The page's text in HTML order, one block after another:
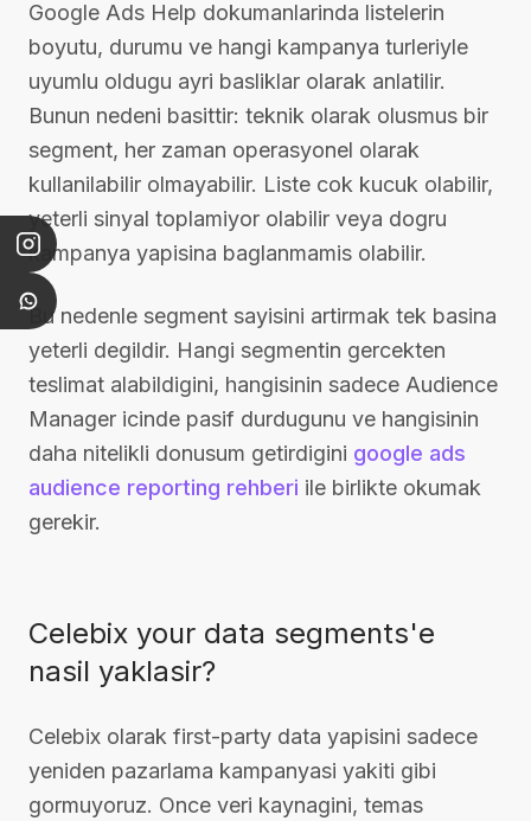
Google Ads Help dokumanlarinda listelerin
boyutu, durumu ve hangi kampanya turleriyle
uyumlu oldugu ayri basliklar olarak anlatilir.
Bunun nedeni basittir: teknik olarak olusmus bir
segment, her zaman operasyonel olarak
kullanilabilir olmayabilir. Liste cok kucuk olabilir,
yeterli sinyal toplamiyor olabilir veya dogru
kampanya yapisina baglanmamis olabilir.
Bu nedenle segment sayisini artirmak tek basina
yeterli degildir. Hangi segmentin gercekten
teslimat alabildigini, hangisinin sadece Audience
Manager icinde pasif durdugunu ve hangisinin
daha nitelikli donusum getirdigini google ads
audience reporting rehberi ile birlikte okumak
gerekir.
Celebix your data segments'e
nasil yaklasir?
Celebix olarak first-party data yapisini sadece
yeniden pazarlama kampanyasi yakiti gibi
gormuyoruz. Once veri kaynagini, temas